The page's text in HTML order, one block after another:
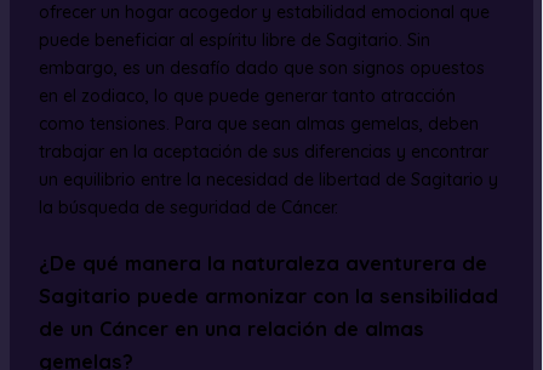
ofrecer un hogar acogedor y estabilidad emocional que
puede beneficiar al espíritu libre de Sagitario. Sin
embargo, es un desafío dado que son signos opuestos
en el zodiaco, lo que puede generar tanto atracción
como tensiones. Para que sean almas gemelas, deben
trabajar en la aceptación de sus diferencias y encontrar
un equilibrio entre la necesidad de libertad de Sagitario y
la búsqueda de seguridad de Cáncer.
¿De qué manera la naturaleza aventurera de
Sagitario puede armonizar con la sensibilidad
de un Cáncer en una relación de almas
gemelas?